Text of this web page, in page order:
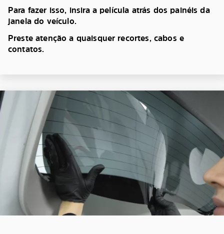
Para fazer isso, insira a película atrás dos painéis da
janela do veículo.
Preste atenção a quaisquer recortes, cabos e
contatos.